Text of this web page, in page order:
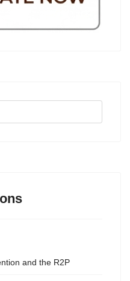
and the R2P